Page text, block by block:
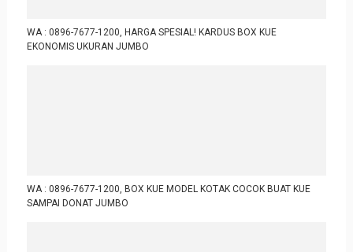
WA : 0896-7677-1200, HARGA SPESIAL! KARDUS BOX KUE
EKONOMIS UKURAN JUMBO
WA : 0896-7677-1200, BOX KUE MODEL KOTAK COCOK BUAT KUE
SAMPAI DONAT JUMBO